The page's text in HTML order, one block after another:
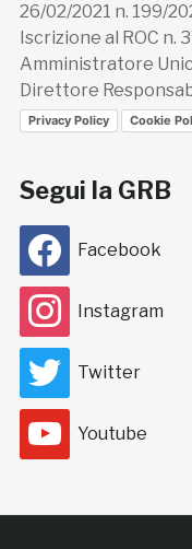
26/02/2021 n. 199/
Iscrizione al ROC n.
Amministratore
Direttore
Privacy Policy Cookie
Segui la GRB
Facebook
Instagram
Twitter
Youtube